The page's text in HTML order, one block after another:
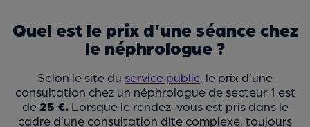
Quel est le prix d’une séance chez
le néphrologue ?
Selon le site du service public , le prix d’une
consultation chez un néphrologue de secteur 1 est
de 25 €. Lorsque le rendez-vous est pris dans le
cadre d’une consultation dite complexe, toujours